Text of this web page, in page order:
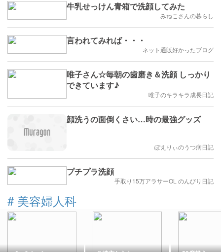
牛乳せっけん青箱で洗顔してみた
みねこさんの暮らし
言われてみれば・・・
ネット通販好かったブログ
唯子さん☆毎朝の歯磨き＆洗顔 しっかり
できています♪
唯子のキラキラ成長日記
顔洗うの面倒くさい…時の最強グッズ
ぽえりぃのうつ病日記
プチプラ洗顔
手取り15万アラサーOL のんびり日記
# 美容婦人科